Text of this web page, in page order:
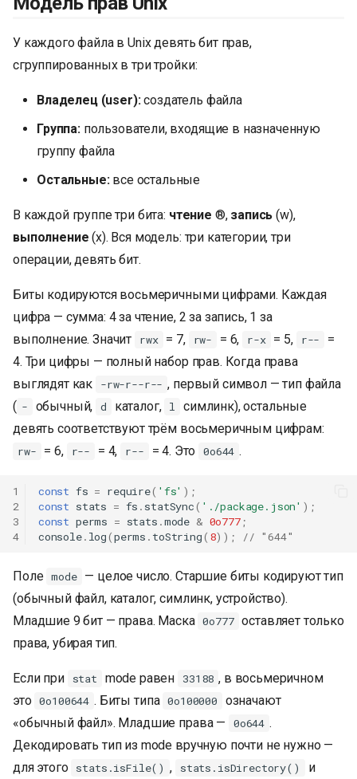
У каждого файла в Unix девять бит прав,
сгруппированных в три тройки:
Владелец (user):создатель файла
Группа:пользователи, входящие в назначенную
группу файла
Остальные:все остальные
В каждой группе три бита: чтение ®, запись (w),
выполнение (x). Вся модель: три категории, три
операции, девять бит.
Биты кодируются восьмеричными цифрами. Каждая
цифра — сумма: 4 за чтение, 2 за запись, 1 за
выполнение. Значит
rwx = 7, rw- = 6, r-x = 5, r--
=
4. Три цифры — полный набор прав. Когда права
выглядят как
-rw-r--r-- , первый символ — тип файла
( - обычный, d каталог, l
симлинк), остальные
девять соответствуют трём восьмеричным цифрам:
rw- = 6, r-- = 4, r-- = 4. Это 0o644 .
1
2
3
4
const fs = require( 'fs' );
const stats = fs . statSync( './package.json' );
const perms = stats .mode & 0o777;
console. log(perms . toString( 8)); // "644"
Поле mode — целое число. Старшие биты кодируют тип
(обычный файл, каталог, симлинк, устройство).
Младшие 9 бит — права. Маска 0o777 оставляет только
права, убирая тип.
Если при stat mode равен 33188 , в восьмеричном
это 0o100644 . Биты типа 0o100000
означают
«обычный файл». Младшие права —
0o644 .
Декодировать тип из mode вручную почти не нужно —
для этого stats.isFile() , stats.isDirectory()
и